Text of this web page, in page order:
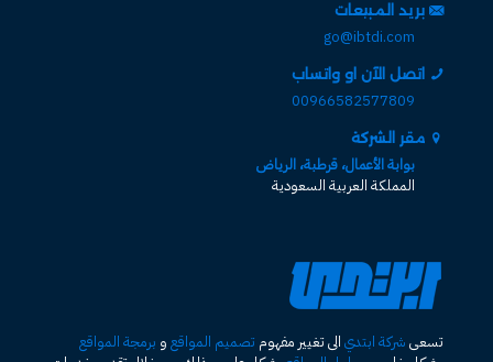
بريد المبيعات
go@ibtdi.com
اتصل الآن او واتساب
00966582577809
مقر الشركة
بوابة الأعمال، قرطبة، الرياض
المملكة العربية السعودية
تسعى شركة ابتدي الى تغيير مفهوم تصميم المواقع و برمجة المواقع